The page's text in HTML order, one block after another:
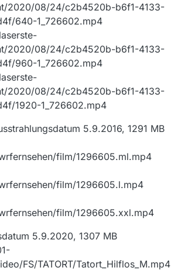
2020/08/24/c2b4520b-b6f1-4133-
640-1_726602.mp4
2020/08/24/c2b4520b-b6f1-4133-
960-1_726602.mp4
2020/08/24/c2b4520b-b6f1-4133-
1920-1_726602.mp4
5.9.2016, 1291 MB
film/1296605.ml.mp4
film/1296605.l.mp4
film/1296605.xxl.mp4
5.9.2020, 1307 MB
FS/TATORT/Tatort_Hilflos_M.mp4